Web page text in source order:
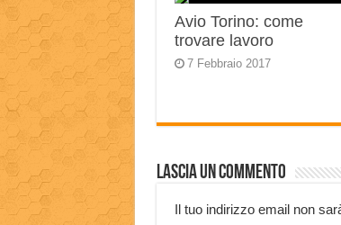
Avio Torino: come
trovare lavoro
7 Febbraio 2017
Lascia un commento
Il tuo indirizzo email non